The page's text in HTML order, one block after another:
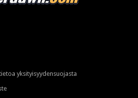
yksityisyydensuojasta